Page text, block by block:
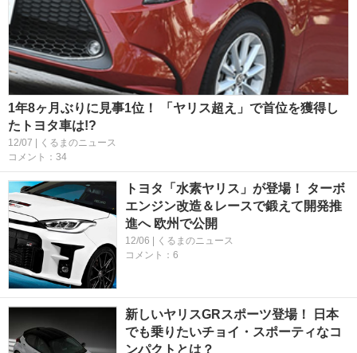
1年8ヶ月ぶりに見事1位！ 「ヤリス超え」で首位を獲得し
たトヨタ車は!?
12/07 | くるまのニュース
コメント：34
トヨタ「水素ヤリス」が登場！ ターボ
エンジン改造＆レースで鍛えて開発推
進へ 欧州で公開
12/06 | くるまのニュース
コメント：6
新しいヤリスGRスポーツ登場！ 日本
でも乗りたいチョイ・スポーティなコ
ンパクトとは？